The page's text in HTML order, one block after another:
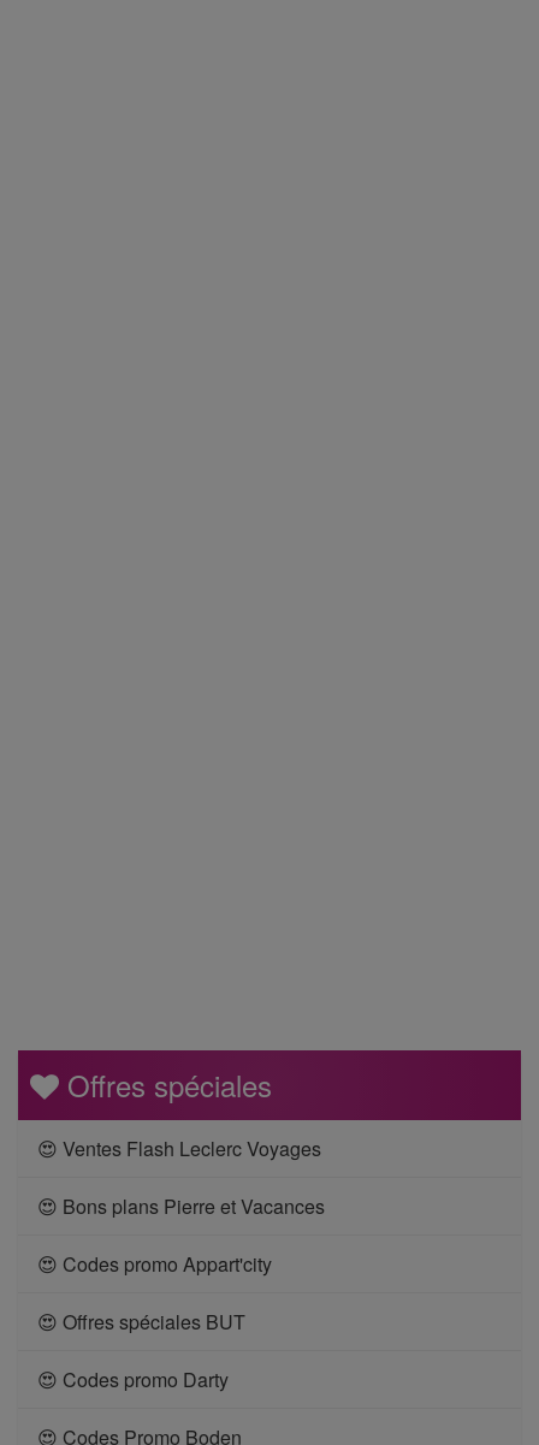
Offres spéciales
😍 Ventes Flash Leclerc Voyages
😍 Bons plans Pierre et Vacances
😍 Codes promo Appart'city
😍 Offres spéciales BUT
😍 Codes promo Darty
😍 Codes Promo Boden